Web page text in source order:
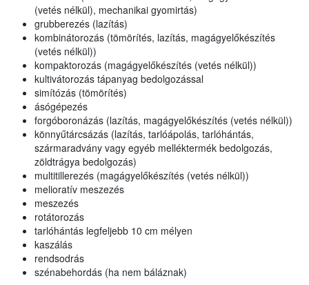
(vetés nélkül), mechanikai gyomirtás)
grubberezés (lazítás)
kombinátorozás (tömörítés, lazítás, magágyelőkészítés
(vetés nélkül))
kompaktorozás (magágyelőkészítés (vetés nélkül))
kultivátorozás tápanyag bedolgozással
simítózás (tömörítés)
ásógépezés
forgóboronázás (lazítás, magágyelőkészítés (vetés nélkül))
könnyűtárcsázás (lazítás, tarlóápolás, tarlóhántás,
szármaradvány vagy egyéb melléktermék bedolgozás,
zöldtrágya bedolgozás)
multitillerezés (magágyelőkészítés (vetés nélkül))
melioratív meszezés
meszezés
rotátorozás
tarlóhántás legfeljebb 10 cm mélyen
kaszálás
rendsodrás
szénabehordás (ha nem báláznak)